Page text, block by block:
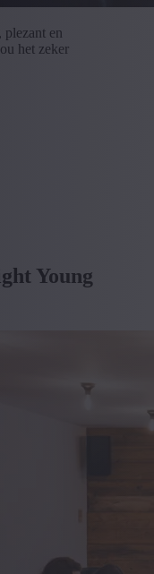
plezant en
het zeker
Young